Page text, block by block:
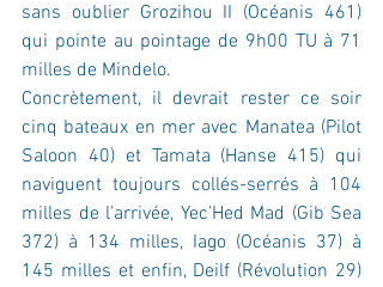
sans oublier Grozihou II (Océanis 461)
qui pointe au pointage de 9h00 TU à 71
milles de Mindelo.
Concrètement, il devrait rester ce soir
cinq bateaux en mer avec Manatea (Pilot
Saloon 40) et Tamata (Hanse 415) qui
naviguent toujours collés-serrés à 104
milles de l’arrivée, Yec’Hed Mad (Gib Sea
372) à 134 milles, Iago (Océanis 37) à
145 milles et enfin, Deilf (Révolution 29)